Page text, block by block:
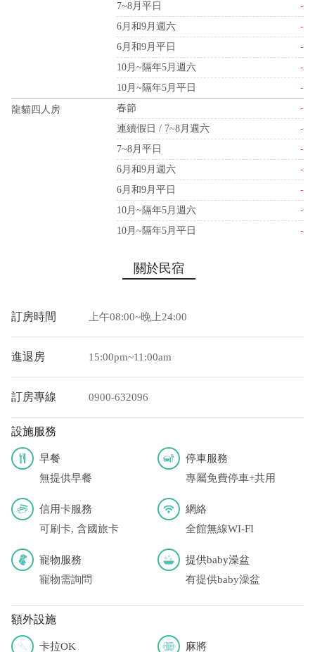
7~8月平日
-
6月和9月週六
-
6月和9月平日
-
10月~隔年5月週六
-
10月~隔年5月平日
-
龍貓四人房 春節
-
連續假日 / 7~8月週六
-
7~8月平日
-
6月和9月週六
-
6月和9月平日
-
10月~隔年5月週六
-
10月~隔年5月平日
-
關於民宿
訂房時間 上午08:00~晚上24:00
進退房 15:00pm~11:00am
訂房專線 0900-632096
設施服務
早餐
無提供早餐
停車服務
專屬免費停車+共用
信用卡服務
可刷卡, 含國旅卡
網絡
全館無線WI-FI
寵物服務
寵物需詢問
提供baby澡盆
有提供baby澡盆
額外設施
卡拉OK 麻將